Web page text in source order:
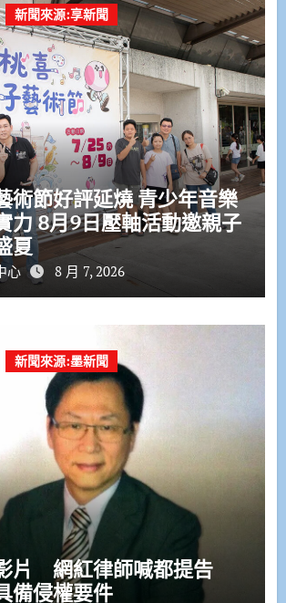
新聞來源:享新聞
術節好評延燒 青少年音樂
力 8月9日壓軸活動邀親子
夏
心 8 月 7, 2026
新聞來源:墨新聞
片 網紅律師喊都提告
備侵權要件